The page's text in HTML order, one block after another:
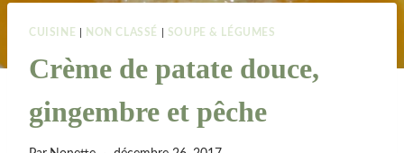
CUISINE NON CLASSÉ SOUPE & LÉGUMES
Crème de patate douce,
gingembre et pêche